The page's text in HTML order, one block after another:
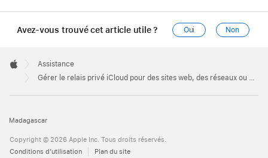
Avez-vous trouvé cet article utile ? Oui Non
Footer

Apple
Assistance
Gérer le relais privé iCloud pour des sites web, des réseaux ou des réglages système spécifiques
Madagascar
Copyright © 2026 Apple Inc. Tous droits réservés.
Conditions d’utilisation
Plan du site